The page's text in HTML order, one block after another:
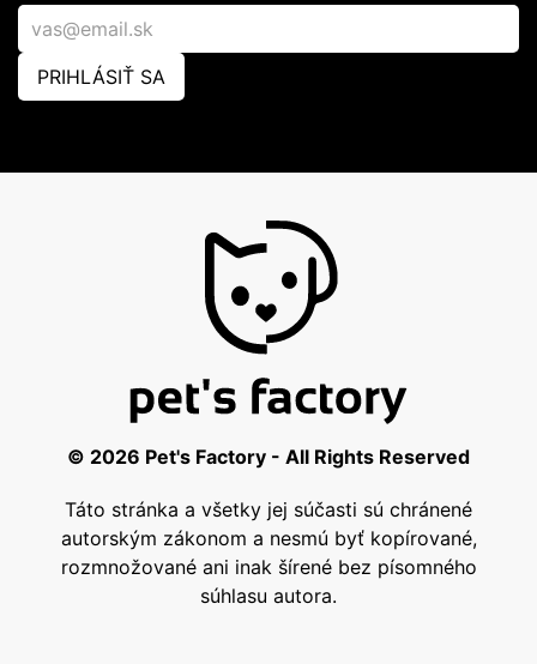
PRIHLÁSIŤ SA
© 2026 Pet's Factory - All Rights Reserved
Táto stránka a všetky jej súčasti sú chránené
autorským zákonom a nesmú byť kopírované,
rozmnožované ani inak šírené bez písomného
súhlasu autora.